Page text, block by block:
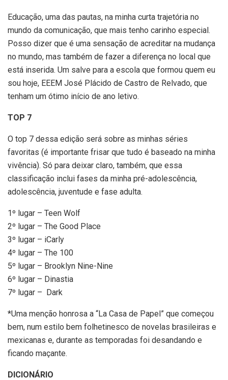
Educação, uma das pautas, na minha curta trajetória no
mundo da comunicação, que mais tenho carinho especial.
Posso dizer que é uma sensação de acreditar na mudança
no mundo, mas também de fazer a diferença no local que
está inserida. Um salve para a escola que formou quem eu
sou hoje, EEEM José Plácido de Castro de Relvado, que
tenham um ótimo início de ano letivo.
TOP 7
O top 7 dessa edição será sobre as minhas séries
favoritas (é importante frisar que tudo é baseado na minha
vivência). Só para deixar claro, também, que essa
classificação inclui fases da minha pré-adolescência,
adolescência, juventude e fase adulta.
1º lugar – Teen Wolf
2º lugar – The Good Place
3º lugar – iCarly
4º lugar – The 100
5º lugar – Brooklyn Nine-Nine
6º lugar – Dinastia
7º lugar – Dark
*Uma menção honrosa a “La Casa de Papel” que começou
bem, num estilo bem folhetinesco de novelas brasileiras e
mexicanas e, durante as temporadas foi desandando e
ficando maçante.
DICIONÁRIO